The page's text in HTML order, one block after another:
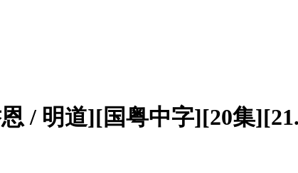
/ 明道][国粤中字][20集